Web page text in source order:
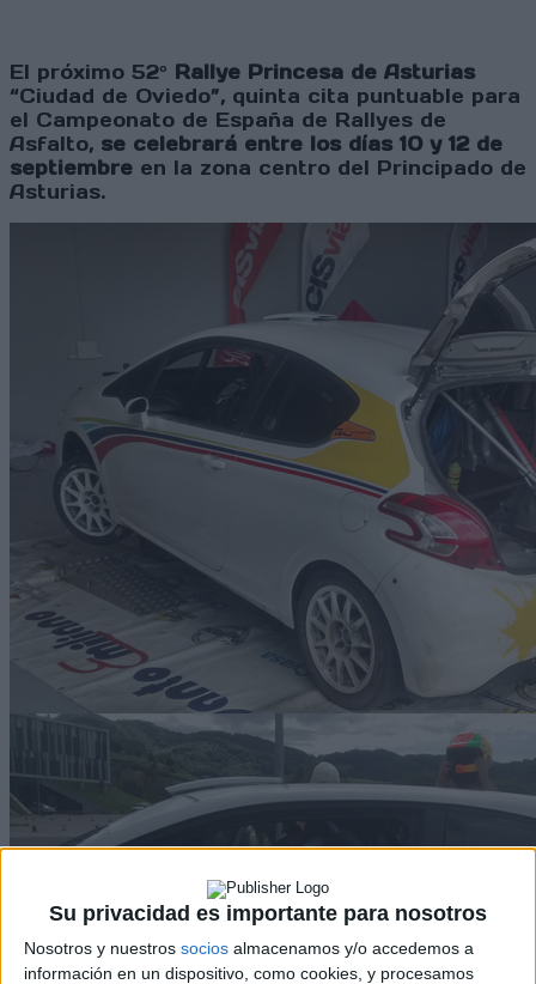
Su privacidad es importante para nosotros
Nosotros y nuestros socios almacenamos y/o accedemos a
información en un dispositivo, como cookies, y procesamos
El próximo 52º Rallye Princesa de Asturias
“Ciudad de Oviedo”, quinta cita puntuable para
el Campeonato de España de Rallyes de
Asfalto, se celebrará entre los días 10 y 12 de
septiembre en la zona centro del Principado de
Asturias.